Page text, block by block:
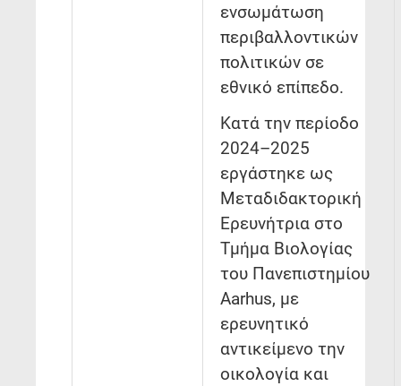
ενσωμάτωση
περιβαλλοντικών
πολιτικών σε
εθνικό επίπεδο.
Κατά την περίοδο
2024–2025
εργάστηκε ως
Μεταδιδακτορική
Ερευνήτρια στο
Τμήμα Βιολογίας
του Πανεπιστημίου
Aarhus, με
ερευνητικό
αντικείμενο την
οικολογία και